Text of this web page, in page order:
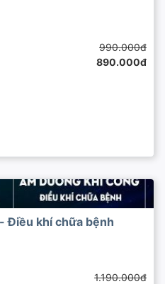
990.000đ
890.000đ
Điều khí chữa bệnh
1.190.000đ